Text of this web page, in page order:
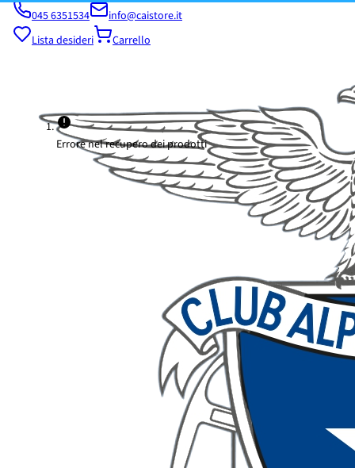
045 6351534
info@caistore.it
Lista desideri
Carrello
Errore nel recupero dei prodotti